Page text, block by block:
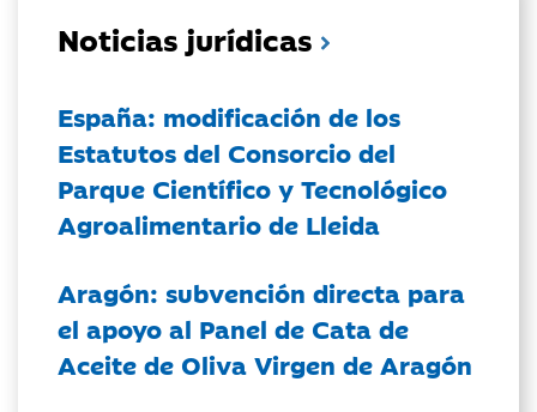
Noticias jurídicas
España: modificación de los
Estatutos del Consorcio del
Parque Científico y Tecnológico
Agroalimentario de Lleida
Aragón: subvención directa para
el apoyo al Panel de Cata de
Aceite de Oliva Virgen de Aragón